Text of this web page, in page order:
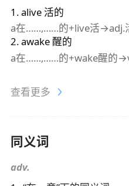
1 .alive 活的
a在……,……的+live活→adj.
2.awake醒的
a在……,……的+wake醒的
查看更多
同义词
adv.